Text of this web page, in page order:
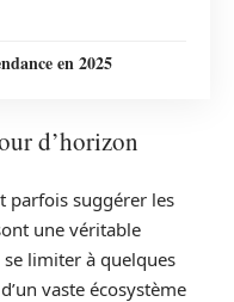
en 2025
d’horizon
parfois suggérer les
une véritable
limiter à quelques
vaste écosystème